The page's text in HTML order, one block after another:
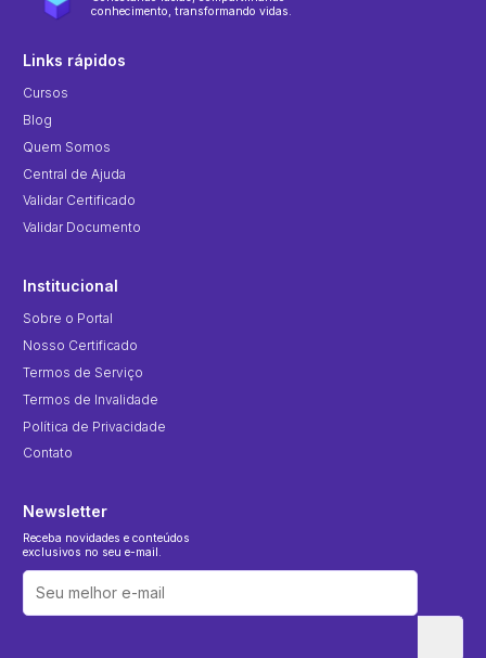
conhecimento, transformando vidas.
Links rápidos
Cursos
Blog
Quem Somos
Central de Ajuda
Validar Certificado
Validar Documento
Institucional
Sobre o Portal
Nosso Certificado
Termos de Serviço
Termos de Invalidade
Política de Privacidade
Contato
Newsletter
Receba novidades e conteúdos
exclusivos no seu e-mail.